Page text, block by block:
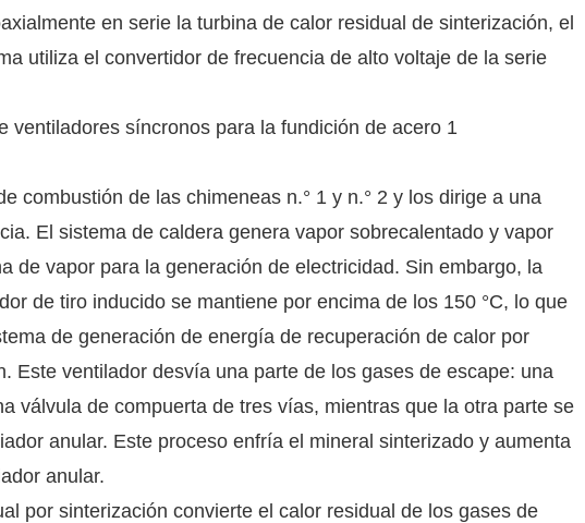
en serie la turbina de calor residual de sinterización, el
utiliza el convertidor de frecuencia de alto voltaje de la serie
combustión de las chimeneas n.° 1 y n.° 2 y los dirige a una
El sistema de caldera genera vapor sobrecalentado y vapor
de vapor para la generación de electricidad. Sin embargo, la
de tiro inducido se mantiene por encima de los 150 °C, lo que
de generación de energía de recuperación de calor por
Este ventilador desvía una parte de los gases de escape: una
válvula de compuerta de tres vías, mientras que la otra parte se
anular. Este proceso enfría el mineral sinterizado y aumenta
anular.
por sinterización convierte el calor residual de los gases de